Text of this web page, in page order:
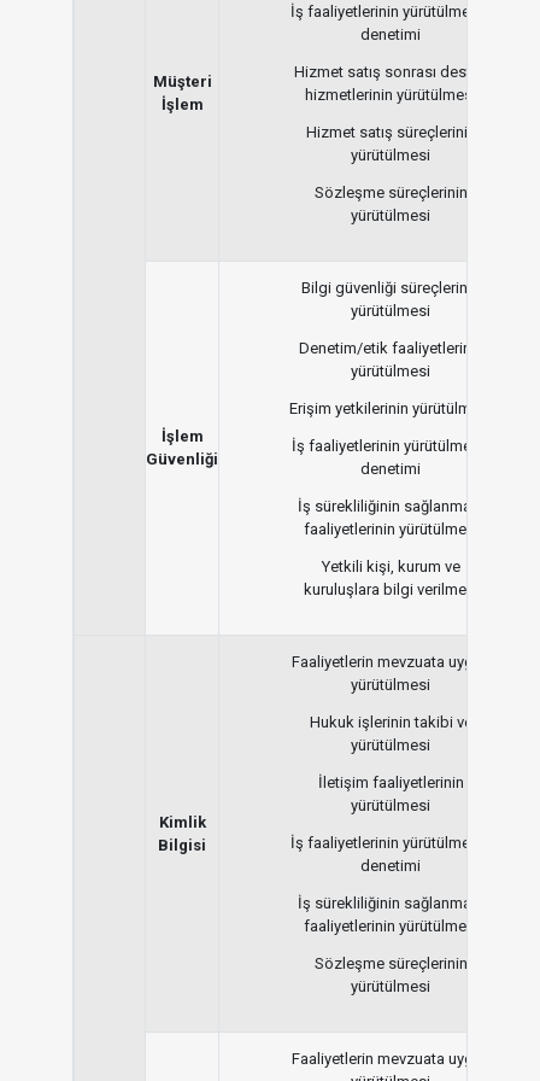
Müşteri
İşlem
İş faaliyetlerinin yürütülmesi /
denetimi
Hizmet satış sonrası destek
hizmetlerinin yürütülmesi
Hizmet satış süreçlerinin
yürütülmesi
Sözleşme süreçlerinin
yürütülmesi
İşlem
Güvenliği
Bilgi güvenliği süreçlerinin
yürütülmesi
Denetim/etik faaliyetlerinin
yürütülmesi
Erişim yetkilerinin yürütülmesi
İş faaliyetlerinin yürütülmesi/
denetimi
İş sürekliliğinin sağlanması
faaliyetlerinin yürütülmesi
Yetkili kişi, kurum ve
kuruluşlara bilgi verilmesi
Kimlik
Bilgisi
Faaliyetlerin mevzuata uygun
yürütülmesi
Hukuk işlerinin takibi ve
yürütülmesi
İletişim faaliyetlerinin
yürütülmesi
İş faaliyetlerinin yürütülmesi /
denetimi
İş sürekliliğinin sağlanması
faaliyetlerinin yürütülmesi
Sözleşme süreçlerinin
yürütülmesi
Faaliyetlerin mevzuata uygun